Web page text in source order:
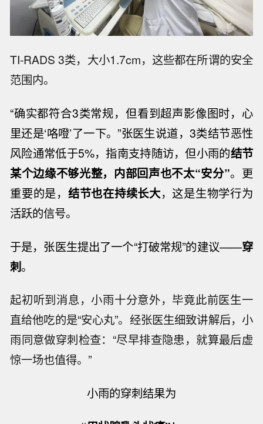
TI-RADS 3类，大小1.7cm，这些都在所谓的安全
范围内。
“确实都符合3类常规，但看到超声影像图时，心
里还是‘咯噔’了一下。”张医生说道，3类结节恶性
风险通常低于5%，指南支持随访，但小雨的结节
某个边缘不够光整，内部回声也不太“安分”。更
重要的是， 结节也在持续长大，这是生物学行为
活跃的信号。
于是，张医生提出了一个“打破常规”的建议——穿
刺。
起初听到消息，小雨十分意外，毕竟此前医生一
直给他吃的是“安心丸”。经张医生细致讲解后，小
雨同意做穿刺检查：“尽早排查隐患，就算最后虚
惊一场也值得。”
小雨的穿刺结果为